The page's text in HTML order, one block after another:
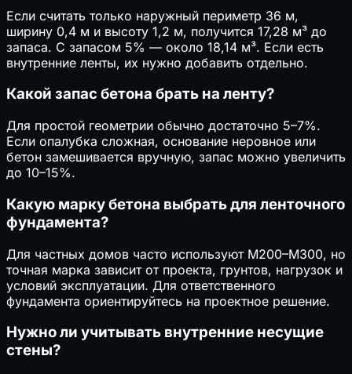
Если считать только наружный периметр 36 м,
ширину 0,4 м и высоту 1,2 м, получится 17,28 м³ до
запаса. С запасом 5% — около 18,14 м³. Если есть
внутренние ленты, их нужно добавить отдельно.
Какой запас бетона брать на ленту?
Для простой геометрии обычно достаточно 5–7%.
Если опалубка сложная, основание неровное или
бетон замешивается вручную, запас можно увеличить
до 10–15%.
Какую марку бетона выбрать для ленточного
фундамента?
Для частных домов часто используют М200–М300, но
точная марка зависит от проекта, грунтов, нагрузок и
условий эксплуатации. Для ответственного
фундамента ориентируйтесь на проектное решение.
Нужно ли учитывать внутренние несущие
стены?